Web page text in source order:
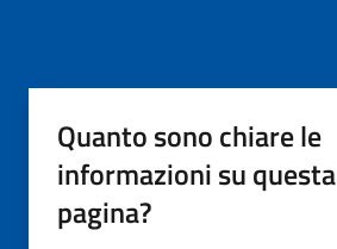
Quanto sono chiare le
informazioni su questa
pagina?